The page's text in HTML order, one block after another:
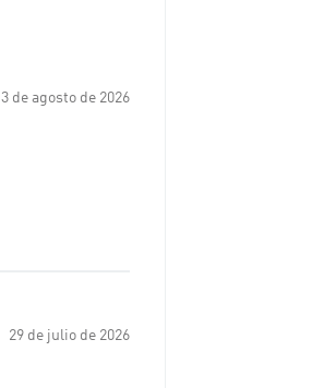
3 de agosto de 2026
29 de julio de 2026